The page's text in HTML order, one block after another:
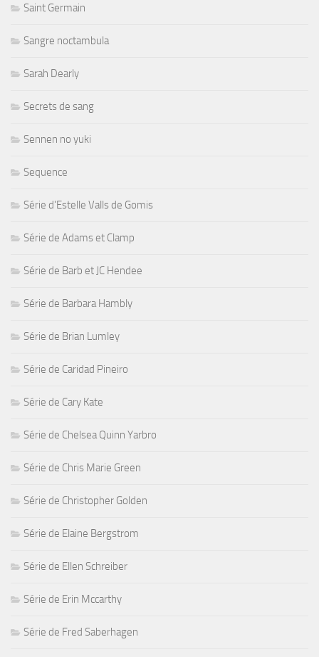
Saint Germain
Sangre noctambula
Sarah Dearly
Secrets de sang
Sennen no yuki
Sequence
Série d'Estelle Valls de Gomis
Série de Adams et Clamp
Série de Barb et JC Hendee
Série de Barbara Hambly
Série de Brian Lumley
Série de Caridad Pineiro
Série de Cary Kate
Série de Chelsea Quinn Yarbro
Série de Chris Marie Green
Série de Christopher Golden
Série de Elaine Bergstrom
Série de Ellen Schreiber
Série de Erin Mccarthy
Série de Fred Saberhagen